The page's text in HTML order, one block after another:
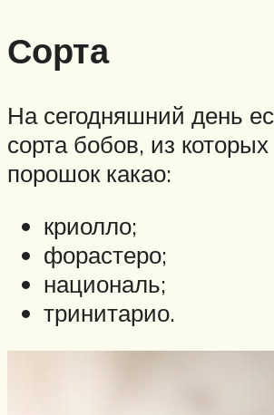
Сорта
На сегодняшний день
сорта бобов, из
порошок какао:
криолло;
форастеро;
националь;
тринитарио.